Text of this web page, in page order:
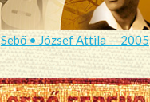
Sebő • József Attila — 2005